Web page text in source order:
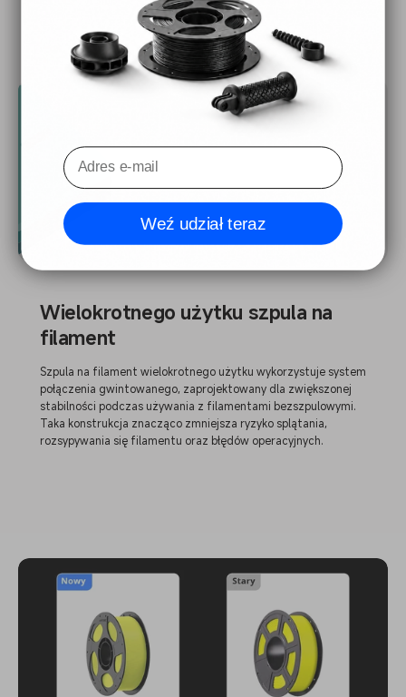
Wielokrotnego użytku szpula na
filament
Szpula na filament wielokrotnego użytku wykorzystuje system
połączenia gwintowanego, zaprojektowany dla zwiększonej
stabilności podczas używania z filamentami bezszpulowymi.
Taka konstrukcja znacząco zmniejsza ryzyko splątania,
rozsypywania się filamentu oraz błędów operacyjnych.
Weź udział teraz